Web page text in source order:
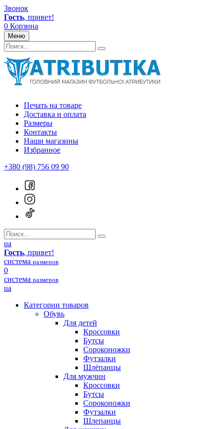
Звонок
Гость, привет!
0 Корзина
Меню
Печать на товаре
Доставка и оплата
Размеры
Контакты
Наши магазины
Избранное
+380 (98) 756 09 90
ua
Гость, привет!
система размеров
0
система размеров
ua
Категории товаров
Обувь
Для детей
Кроссовки
Бутсы
Сороконожки
Футзалки
Шлёпанцы
Для мужчин
Кроссовки
Бутсы
Сороконожки
Футзалки
Шлепанцы